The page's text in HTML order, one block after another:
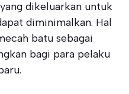
dikeluarkan untuk
diminimalkan. Hal
batu sebagai
bagi para pelaku